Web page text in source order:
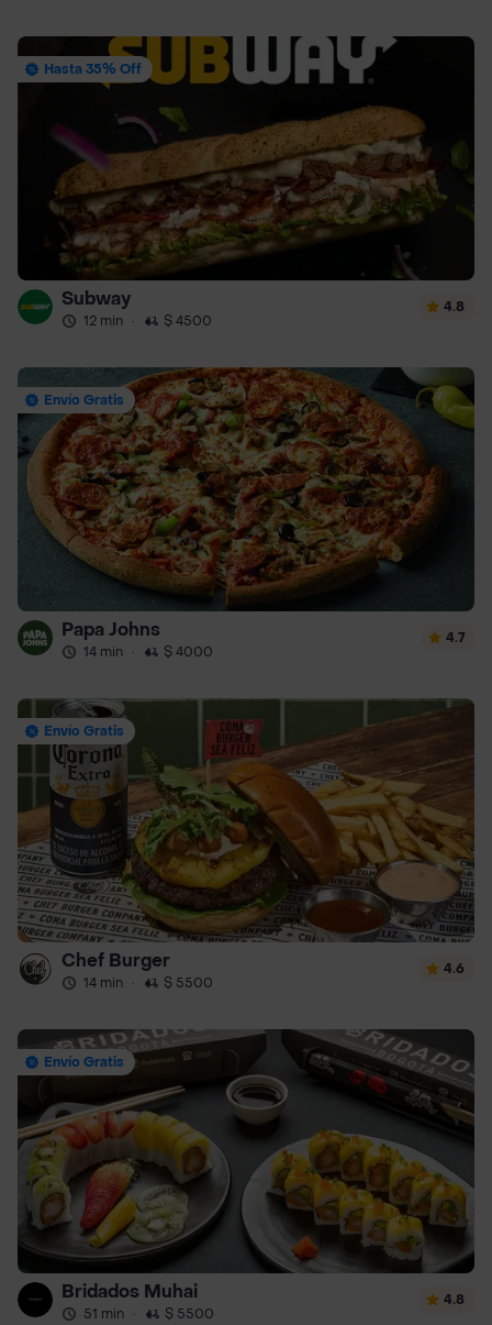
Hasta 35% Off
Subway
12 min · $ 4500
4.8
Envío Gratis
Papa Johns
14 min · $ 4000
4.7
Envío Gratis
Chef Burger
14 min · $ 5500
4.6
Envío Gratis
Bridados Muhai
51 min · $ 5500
4.8